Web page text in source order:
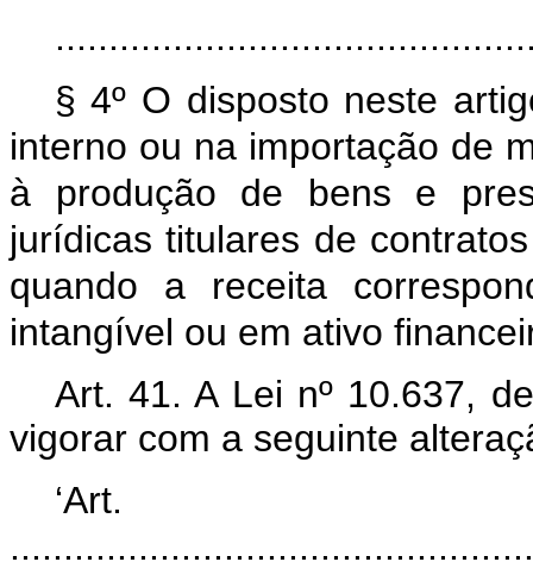
§ 4º O disposto neste
interno ou na importação de
à produção de bens e
jurídicas titulares de
quando a receita
intangível ou em ativo
Art. 41. A Lei nº 10.637,
vigorar com a seguinte